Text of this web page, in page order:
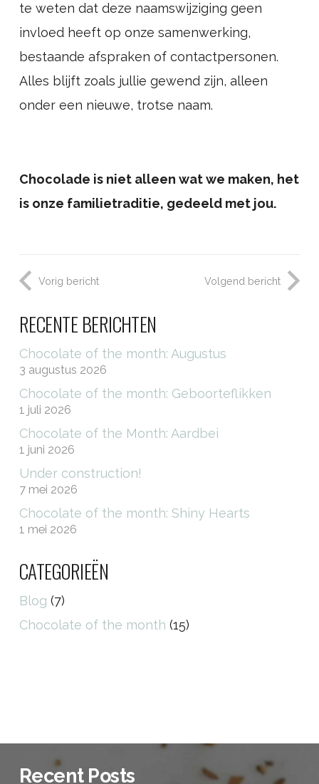
te weten dat deze naamswijziging geen
invloed heeft op onze samenwerking,
bestaande afspraken of contactpersonen.
Alles blijft zoals jullie gewend zijn, alleen
onder een nieuwe, trotse naam.
Chocolade is niet alleen wat we maken, het
is onze familietraditie, gedeeld met jou.
Vorig bericht Volgend bericht
RECENTE BERICHTEN
Chocolate of the month: Augustus
3 augustus 2026
Chocolate of the month: Geboorteflikken
1 juli 2026
Chocolate of the Month: Aardbei
1 juni 2026
Under construction!
7 mei 2026
Chocolate of the month: Shiny Hearts
1 mei 2026
CATEGORIEËN
Blog (7)
Chocolate of the month (15)
Recent Posts